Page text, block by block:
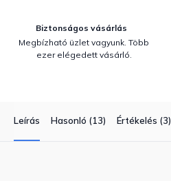
Biztonságos vásárlás
Megbízható üzlet vagyunk. Több
ezer elégedett vásárló.
Leírás Hasonló (13) Értékelés (3)